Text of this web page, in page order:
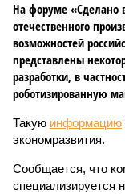
На форуме «Сделано
отечественного
возможностей
представлены
разработки, в
роботизированную
Такую информацию
экономразвития.
Сообщается, что
специализируется